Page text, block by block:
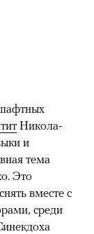
Никола-
и
тема
Это
вместе с
среди